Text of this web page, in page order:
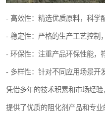
- 高效性：精选优质原料，科学
- 稳定性：严格的生产工艺控制
- 环保性：注重产品环保性能，
- 多样性：针对不同应用场景开
凭借多年的技术积累和市场经
提供了优质的阻化剂产品和专